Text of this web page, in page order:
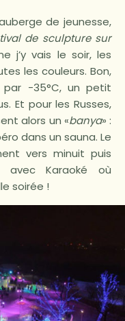
de jeunesse,
de sculpture sur
j’y vais le soir, les
les couleurs. Bon,
-35°C, un petit
Et pour les Russes,
alors un «banya» :
dans un sauna. Le
vers minuit puis
Karaoké où
soirée !